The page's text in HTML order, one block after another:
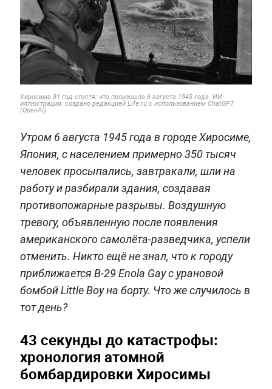
Хиросима 81 год спустя: что произошло 6 августа 1945 года. ИИ-
иллюстрация: создано редакцией Life.ru с использованием ChatGPT
(OpenAI)
Утром 6 августа 1945 года в городе Хиросиме,
Япония, с населением примерно 350 тысяч
человек просыпались, завтракали, шли на
работу и разбирали здания, создавая
противопожарные разрывы. Воздушную
тревогу, объявленную после появления
американского самолёта-разведчика, успели
отменить. Никто ещё не знал, что к городу
приближается B-29 Enola Gay с урановой
бомбой Little Boy на борту. Что же случилось в
тот день?
43 секунды до катастрофы:
хронология атомной
бомбардировки Хиросимы